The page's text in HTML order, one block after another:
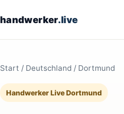
handwerker.live
Start / Deutschland / Dortmund
Handwerker Live Dortmund